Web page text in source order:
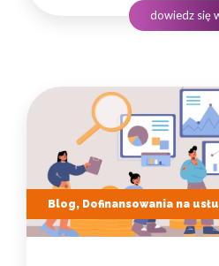
szkolenia dla menadżerów
silnych zespołów, zwiększaniu
dowiedz się
Blog, Dofinansowania na